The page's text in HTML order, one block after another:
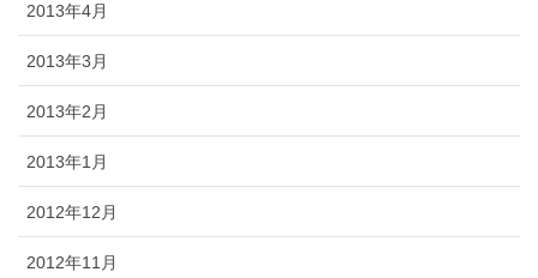
2013年4月
2013年3月
2013年2月
2013年1月
2012年12月
2012年11月